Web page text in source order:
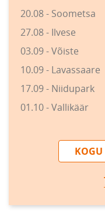
20.08 - Soometsa
27.08 - Ilvese
03.09 - Võiste
10.09 - Lavassaare
17.09 - Niidupark
01.10 - Vallikäär